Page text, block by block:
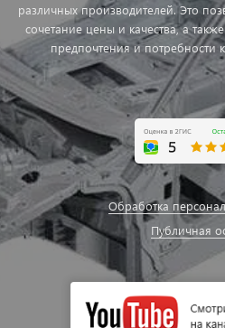
различных производителей. Это
сочетание цены и качества, а
предпочтения и потребности
Обработка
Публичная